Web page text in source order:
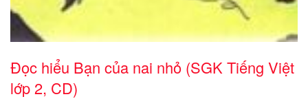
Đọc hiểu Bạn của nai nhỏ (SGK Tiếng Việt
lớp 2, CD)